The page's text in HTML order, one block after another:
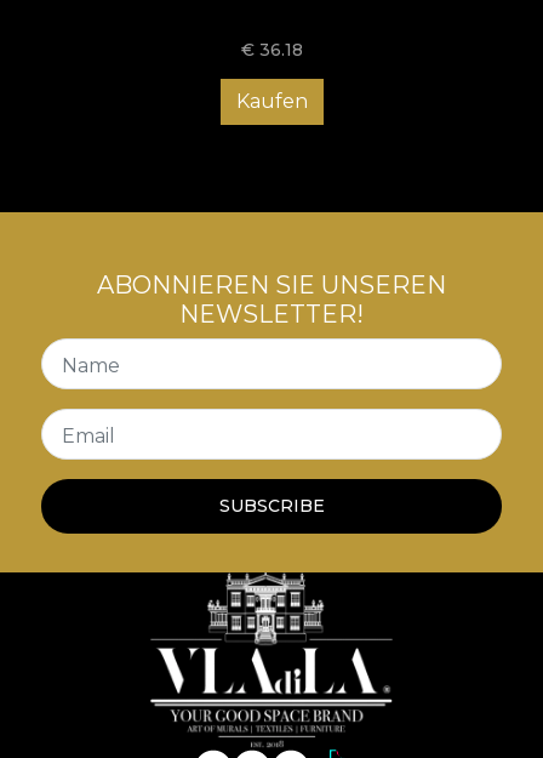
€ 36.18
Kaufen
ABONNIEREN SIE UNSEREN
NEWSLETTER!
Name
Email
SUBSCRIBE